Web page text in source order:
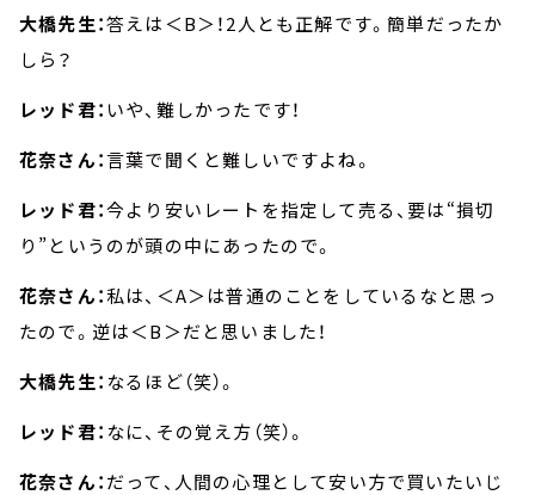
大橋先生：答えは＜B＞！2人とも正解です。簡単だったか
しら？
レッド君： いや、難しかったです！
花奈さん：言葉で聞くと難しいですよね。
レッド君：今より安いレートを指定して売る、要は“損切
り”というのが頭の中にあったので。
花奈さん：私は、＜A＞は普通のことをしているなと思っ
たので。逆は＜B＞だと思いました！
大橋先生： なるほど（笑）。
レッド君： なに、その覚え方（笑）。
花奈さん：だって、人間の心理として安い方で買いたいじ